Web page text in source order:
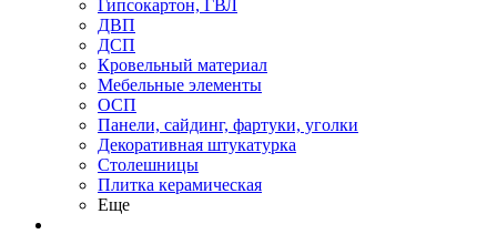
Гипсокартон, ГВЛ
ДВП
ДСП
Кровельный материал
Мебельные элементы
ОСП
Панели, сайдинг, фартуки, уголки
Декоративная штукатурка
Столешницы
Плитка керамическая
Еще